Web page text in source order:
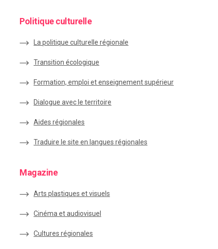
Politique culturelle
La politique culturelle régionale
Transition écologique
Formation, emploi et enseignement supérieur
Dialogue avec le territoire
Aides régionales
Traduire le site en langues régionales
Magazine
Arts plastiques et visuels
Cinéma et audiovisuel
Cultures régionales